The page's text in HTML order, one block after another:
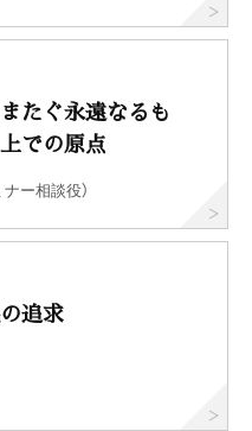
たぐ永遠なるも
での原点
ー相談役）
追求